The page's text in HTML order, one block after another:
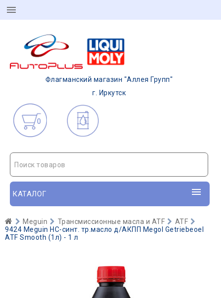
Флагманский магазин "Аллея Групп"
г. Иркутск
0
Поиск товаров
КАТАЛОГ
Meguin Трансмиссионные масла и ATF
ATF
9424 Meguin НС-синт. тр.масло д/АКПП Megol Getriebeoel
ATF Smooth (1л) - 1 л